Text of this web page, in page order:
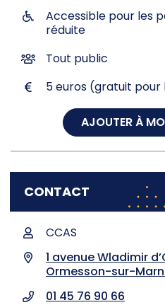
Accessible pour les
réduite
Tout public
5 euros (gratuit
AJOUTER À
CONTACT
CCAS
1 avenue Wladimir
Ormesson-sur-
01 45 76 90 66